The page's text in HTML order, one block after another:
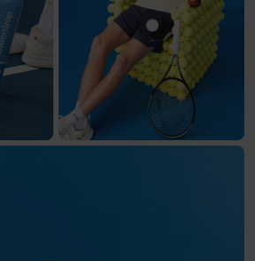
Toon product